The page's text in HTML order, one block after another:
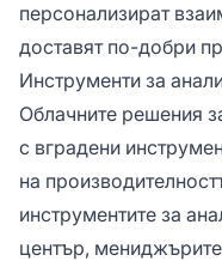
персонализират
доставят по-добри
Инструменти за
Облачните решения
с вградени
на
инструментите за
център,